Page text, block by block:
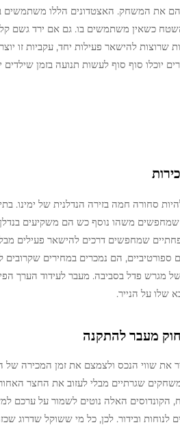
את המשחק. האצטדונים הללו משתמשים
כשאין משתמשים בו. גם אם ירד גשם קל
להישאר פעילות יחד, עקביות זו
יוכלו סוף סוף לעשות תנועה בזמן
סחורה חמה בזירה הנדלנית של ימינו.
שמחפשים משהו נוסף כש הם משקיעים
שמחפשים דרכים להישאר פעילים
הם נמכרים במחירים שקרובים
מגרש פדל בסביבה. מעבר לעידוד הערך
על הנייר.
מעבר להתקנה
את שווי הנכס ולצמצם את זמן המכירה
שגרתיים מבלי לעזוב את החצר
הקונדוסים האלה נוטים לשמור על ערכם